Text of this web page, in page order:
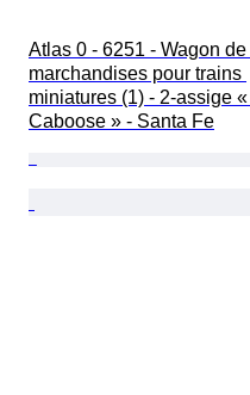
Atlas 0 - 6251 - Wagon de
marchandises pour trains
miniatures (1) - 2-assige «
Caboose » - Santa Fe